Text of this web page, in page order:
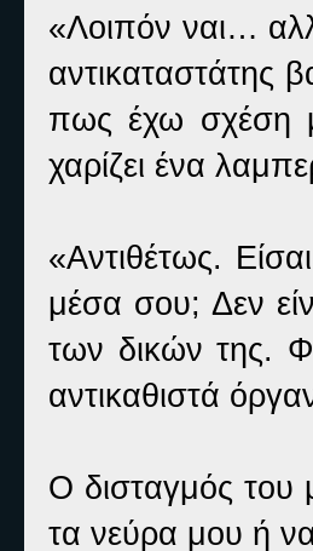
«Λοιπόν ναι…
αντικαταστάτης
πως έχω σχέση
χαρίζει ένα
«Αντιθέτως.
μέσα σου; Δεν
των δικών της.
αντικαθιστά
Ο δισταγμός του
τα νεύρα μου ή